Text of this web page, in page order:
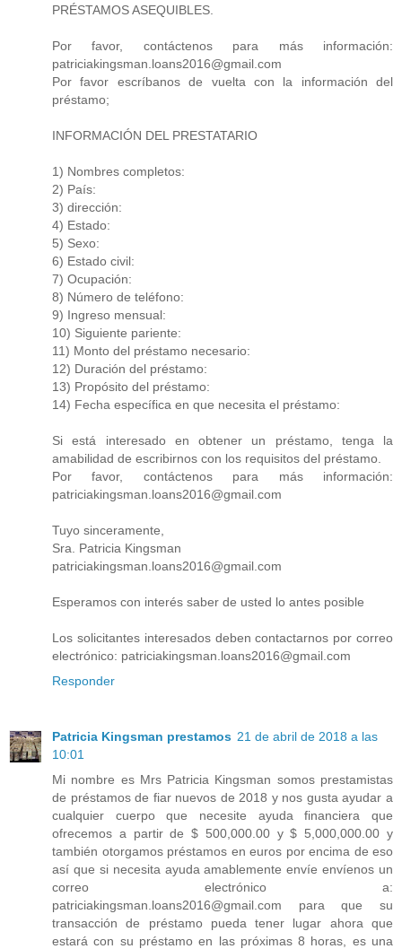
PRÉSTAMOS ASEQUIBLES.
Por favor, contáctenos para más información:
patriciakingsman.loans2016@gmail.com
Por favor escríbanos de vuelta con la información del
préstamo;
INFORMACIÓN DEL PRESTATARIO
1) Nombres completos:
2) País:
3) dirección:
4) Estado:
5) Sexo:
6) Estado civil:
7) Ocupación:
8) Número de teléfono:
9) Ingreso mensual:
10) Siguiente pariente:
11) Monto del préstamo necesario:
12) Duración del préstamo:
13) Propósito del préstamo:
14) Fecha específica en que necesita el préstamo:
Si está interesado en obtener un préstamo, tenga la
amabilidad de escribirnos con los requisitos del préstamo.
Por favor, contáctenos para más información:
patriciakingsman.loans2016@gmail.com
Tuyo sinceramente,
Sra. Patricia Kingsman
patriciakingsman.loans2016@gmail.com
Esperamos con interés saber de usted lo antes posible
Los solicitantes interesados ​​deben contactarnos por correo
electrónico: patriciakingsman.loans2016@gmail.com
Responder
Patricia Kingsman prestamos 21 de abril de 2018 a las
10:01
Mi nombre es Mrs Patricia Kingsman somos prestamistas
de préstamos de fiar nuevos de 2018 y nos gusta ayudar a
cualquier cuerpo que necesite ayuda financiera que
ofrecemos a partir de $ 500,000.00 y $ 5,000,000.00 y
también otorgamos préstamos en euros por encima de eso
así que si necesita ayuda amablemente envíe envíenos un
correo electrónico a:
patriciakingsman.loans2016@gmail.com para que su
transacción de préstamo pueda tener lugar ahora que
estará con su préstamo en las próximas 8 horas, es una